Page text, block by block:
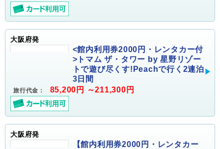
大阪府発
<館内利用券2000円・レンタカー付
>トマム ザ・タワー by 星野リゾー
トで遊び尽くす!Peachで行く2連泊
3日間
旅行代金： 85,200円 ～211,300円
大阪府発
【館内利用券2000円・レンタカー